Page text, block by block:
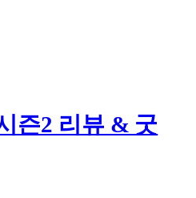
즌2 리뷰 & 굿